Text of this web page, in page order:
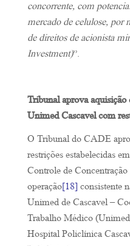
concorrente, com
mercado de celulose, por
de direitos de acionista
Investment)”.
Tribunal aprova aquisição
Unimed Cascavel com
O Tribunal do CADE
restrições estabelecidas
Controle de
operação[18] consistente
Unimed de Cascavel –
Trabalho Médico
Hospital Policlínica